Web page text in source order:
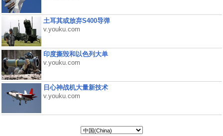
土耳其或放弃S400导弹
v.youku.com
印度撕毁和以色列大单
v.youku.com
日心神战机大量新技术
v.youku.com